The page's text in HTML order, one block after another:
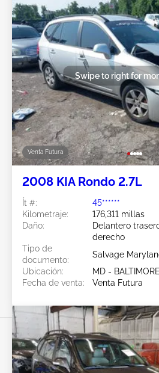
Venta Futura
Swipe to right for
2008 KIA Rondo 2.7L
Ít #:
45******
Kilometraje:
176,311 millas
Daño:
Delantero
derecho
Tipo de
documento:
Salvage
Ubicación:
MD - BALTIMORE
Fecha de venta:
Venta Futura